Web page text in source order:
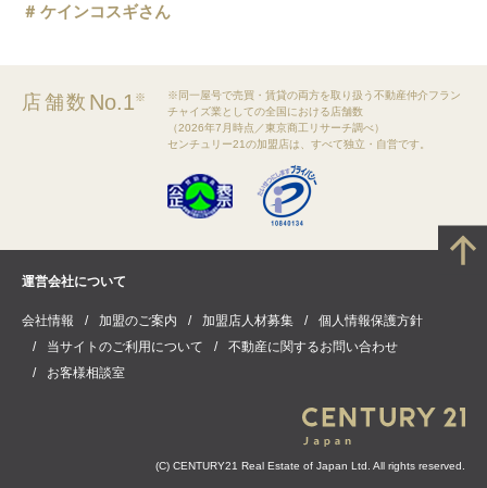
ケインコスギさん
店舗数 No.1※
※同一屋号で売買・賃貸の両方を取り扱う不動産仲介フラン
チャイズ業としての全国における店舗数
（2026年7月時点／東京商工リサーチ調べ）
センチュリー21の加盟店は、すべて独立・自営です。
運営会社について
会社情報 加盟のご案内 加盟店人材募集
個人情報保護方針
当サイトのご利用について
不動産に関するお問い合わせ
お客様相談室
(C) CENTURY21 Real Estate of Japan Ltd. All rights reserved.